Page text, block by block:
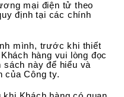
mại điện tử theo
định tại các chính
mình, trước khi thiết
hàng vui lòng đọc
sách này để hiểu và
của Công ty.